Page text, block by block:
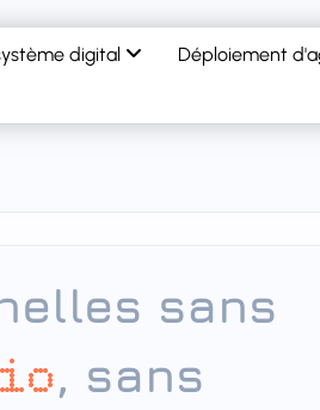
digital Déploiement
sans
, sans